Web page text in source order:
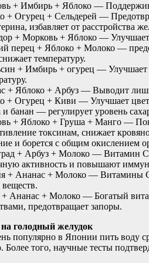
+ Имбирь + Яблоко —
+ Огурец + Сельдерей —
избавляет от расстройства
+ Морковь + Яблоко — Улучшает
перец + Яблоко + Молоко —
температуру.
+ Имбирь + огурец — Улучшает
+ Яблоко + Арбуз — Выводит
+ Огурец + Киви — Улучшает
банан — регулирует уровень
+ Яблоко + Груша + Манго —
токсинам, снижает
и борется с общим окислением
+ Арбуз + Молоко — Витамин
активность и повышают
+ Ананас + Молоко — Витамины
+ Ананас + Молоко — Богатый
предотвращает запоры.
голодный желудок
популярно в Японии пить воду
Более того, научные тесты